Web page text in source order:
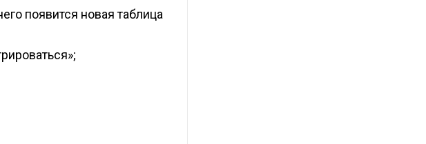
появится новая таблица